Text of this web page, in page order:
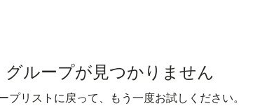
グループが見つかりません
プリストに戻って、もう一度お試しください。